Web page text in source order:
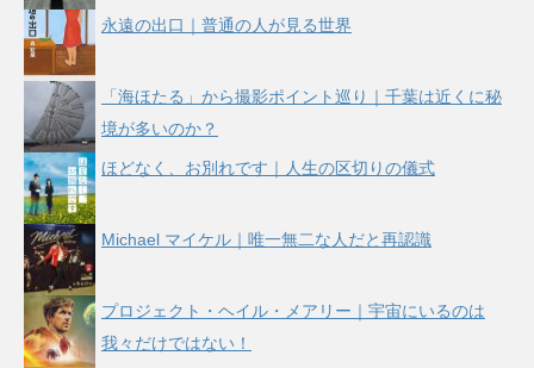
永遠の出口｜普通の人が見る世界
「海ほたる」から撮影ポイント巡り｜千葉は近くに秘
境が多いのか？
ほどなく、お別れです｜人生の区切りの儀式
Michael マイケル｜唯一無二な人だと再認識
プロジェクト・ヘイル・メアリー｜宇宙にいるのは
我々だけではない！